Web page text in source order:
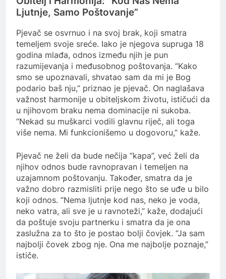
Ljutnje, Samo Poštovanje”
Pjevač se osvrnuo i na svoj brak, koji smatra
temeljem svoje sreće. Iako je njegova supruga 18
godina mlađa, odnos između njih je pun
razumijevanja i međusobnog poštovanja. “Kako
smo se upoznavali, shvatao sam da mi je Bog
podario baš nju,” priznao je pjevač. On naglašava
važnost harmonije u obiteljskom životu, ističući da
u njihovom braku nema dominacije ni sukoba.
“Nekad su muškarci vodili glavnu riječ, ali toga
više nema. Mi funkcionišemo u dogovoru,” kaže.
Pjevač ne želi da bude nečija “kapa”, već želi da
njihov odnos bude ravnopravan i temeljen na
uzajamnom poštovanju. Također, smatra da je
važno dobro razmisliti prije nego što se uđe u bilo
koji odnos. “Nema ljutnje kod nas, neko je voda,
neko vatra, ali sve je u ravnoteži,” kaže, dodajući
da poštuje svoju partnerku i smatra da je ona
zaslužna za to što je postao bolji čovjek. “Ja sam
najbolji čovek zbog nje. Ona me najbolje poznaje,”
ističe.